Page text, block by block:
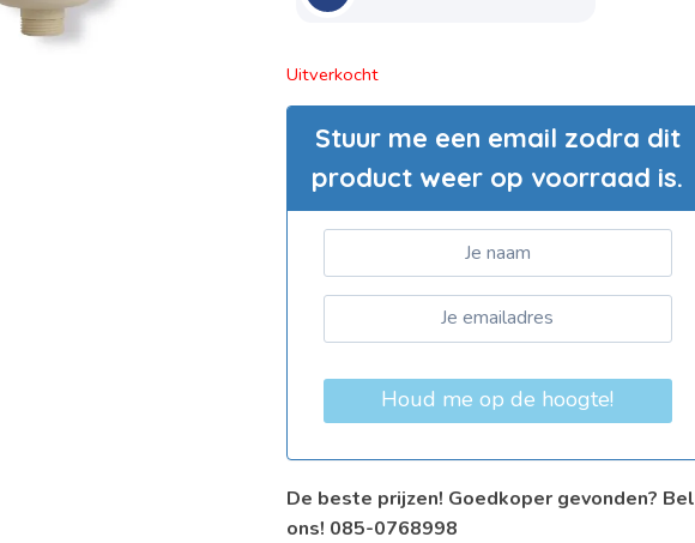
Uitverkocht
Stuur me een email zodra dit
product weer op voorraad is.
Houd me op de hoogte!
De beste prijzen! Goedkoper gevonden? Bel
ons! 085-0768998